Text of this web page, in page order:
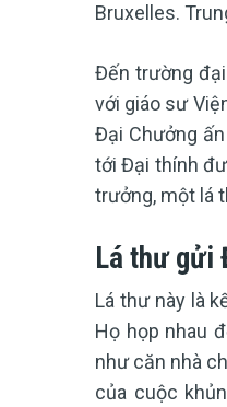
Bruxelles.
Đến trường
với giáo sư
Đại Chưởng
tới Đại thính
trưởng, một lá
Lá thư gửi
Lá thư này là
Họ họp nhau
như căn nhà
của cuộc